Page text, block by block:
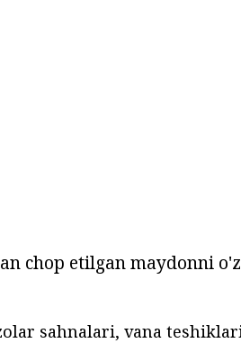
chop etilgan maydonni
sahnalari, vana